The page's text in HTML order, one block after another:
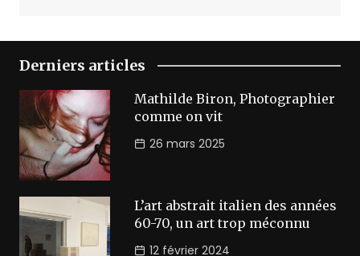
Derniers articles
Mathilde Biron, Photographier
comme on vit
26 mars 2025
L’art abstrait italien des années
60-70, un art trop méconnu
12 février 2024